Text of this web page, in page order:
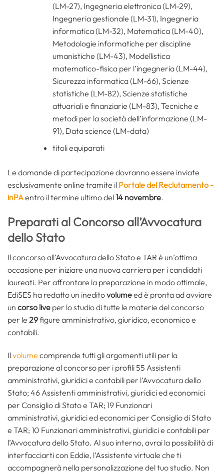
(LM-27), Ingegneria elettronica (LM-29),
Ingegneria gestionale (LM-31), Ingegneria
informatica (LM-32), Matematica (LM-40),
Metodologie informatiche per discipline
umanistiche (LM-43), Modellistica
matematico-fisica per l’ingegneria (LM-44),
Sicurezza informatica (LM-66), Scienze
statistiche (LM-82), Scienze statistiche
attuariali e finanziarie (LM-83), Tecniche e
metodi per la società dell’informazione (LM-
91), Data science (LM-data)
titoli equiparati
Le domande di partecipazione dovranno essere inviate
esclusivamente online tramite il Portale del Reclutamento -
inPAentro il termine ultimo del14 novembre.
Preparati al Concorso all’Avvocatura
dello Stato
Il concorso all’Avvocatura dello Stato e TAR è un’ottima
occasione per iniziare una nuova carriera per i candidati
laureati. Per affrontare la preparazione in modo ottimale,
EdiSES ha redatto un ineditovolumeed è pronta ad avviare
un corso live per lo studio di tutte le materie del concorso
per le 29figure amministrativo, giuridico, economico e
contabili.
Ilvolume comprende tutti gli argomenti utili per la
preparazione al concorso per i profili 55 Assistenti
amministrativi, giuridici e contabili per l’Avvocatura dello
Stato; 46 Assistenti amministrativi, giuridici ed economici
per Consiglio di Stato e TAR; 19 Funzionari
amministrativi, giuridici ed economici per Consiglio di Stato
e TAR; 10 Funzionari amministrativi, giuridici e contabili per
l’Avvocatura dello Stato. Al suo interno, avrai la possibilità di
interfacciarti con Eddie, l’Assistente virtuale che ti
accompagnerà nella personalizzazione del tuo studio. Non